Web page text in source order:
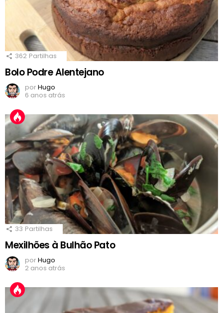
362 Partilhas
Bolo Podre Alentejano
porHugo
6 anos atrás
33 Partilhas
Mexilhões à Bulhão Pato
porHugo
2 anos atrás